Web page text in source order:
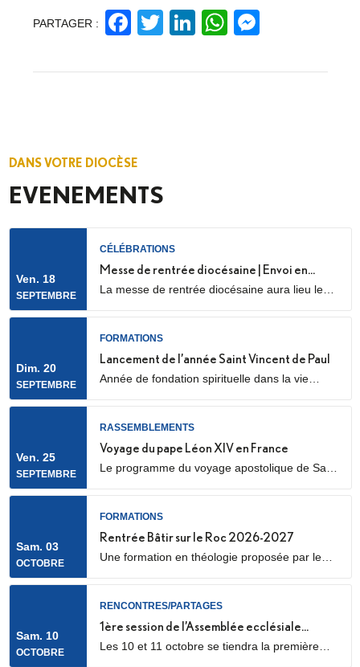
PARTAGER : Facebook
Twitter
LinkedIn
WhatsApp
DANS VOTRE DIOCÈSE
EVENEMENTS
Ven. 18
SEPTEMBRE
CÉLÉBRATIONS
Messe de rentrée diocésaine | Envoi en
mission des LME
La messe de rentrée diocésaine aura lieu le
(28 Rue de l’Église, 92000 Nanterre) Elle sera
marquée par l’envoi en mission des Laïcs en
en mission ecclésiale ? Les Laïcs en...
Dim. 20
SEPTEMBRE
FORMATIONS
Lancement de l’année Saint Vincent de Paul
Année de fondation spirituelle dans la vie
biblique, accompagnement spirituel, service
auprès des plus pauvres ou des plus jeunes,
vie fraternelle.
Ven. 25
SEPTEMBRE
RASSEMBLEMENTS
Voyage du pape Léon XIV en France
Le programme du voyage apostolique de Sa
aujourd’hui, notamment avec la confirmation
des temps forts qui se dérouleront les 25 et 26
Sam. 03
OCTOBRE
FORMATIONS
Rentrée Bâtir sur le Roc 2026-2027
Une formation en théologie proposée par le
Bernardins.
Sam. 10
OCTOBRE
RENCONTRES/PARTAGES
1ère session de l’Assemblée ecclésiale
provinciale
Les 10 et 11 octobre se tiendra la première